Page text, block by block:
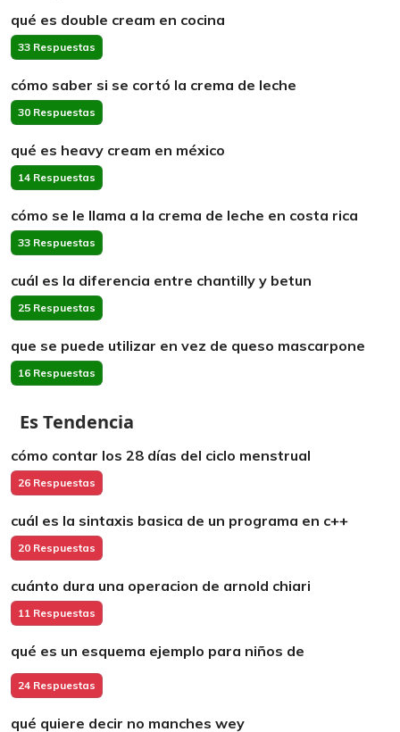
qué es double cream en cocina
33 Respuestas
cómo saber si se cortó la crema de leche
30 Respuestas
qué es heavy cream en méxico
14 Respuestas
cómo se le llama a la crema de leche en costa rica
33 Respuestas
cuál es la diferencia entre chantilly y betun
25 Respuestas
que se puede utilizar en vez de queso mascarpone
16 Respuestas
Es Tendencia
cómo contar los 28 días del ciclo menstrual
26 Respuestas
cuál es la sintaxis basica de un programa en c++
20 Respuestas
cuánto dura una operacion de arnold chiari
11 Respuestas
qué es un esquema ejemplo para niños de
24 Respuestas
qué quiere decir no manches wey